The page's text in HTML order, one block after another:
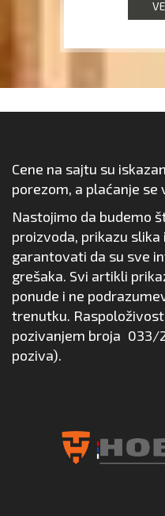
Cene na sajtu su
porezom, a plaćanje
Nastojimo da budemo
proizvoda, prikazu
garantovati da su sve
grešaka. Svi artikli
ponude i ne
trenutku.
pozivanjem broja 033/
poziva).